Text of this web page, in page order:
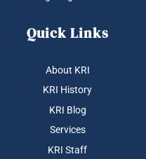
Quick Links
About KRI
KRI History
KRI Blog
Services
KRI Staff